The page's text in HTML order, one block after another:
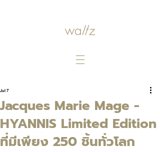
Jacques Marie Mage -
HYANNIS Limited Edition
ที่มีเพียง 250 ชิ้นทั่วโลก
Jul 7